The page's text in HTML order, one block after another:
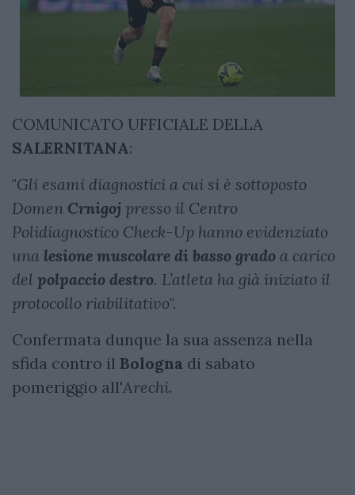
COMUNICATO UFFICIALE DELLA
SALERNITANA:
"Gli esami diagnostici a cui si è sottoposto
Domen Crnigoj presso il Centro
Polidiagnostico Check-Up hanno evidenziato
una lesione muscolare di basso grado a carico
del polpaccio destro. L’atleta ha già iniziato il
protocollo riabilitativo".
Confermata dunque la sua assenza nella
sfida contro il Bologna di sabato
pomeriggio all'Arechi.